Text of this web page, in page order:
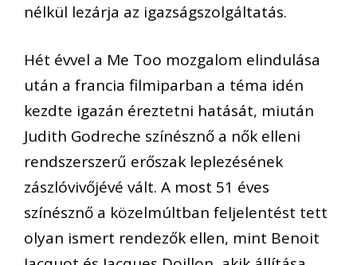
nélkül lezárja az igazságszolgáltatás.
Hét évvel a Me Too mozgalom elindulása
után a francia filmiparban a téma idén
kezdte igazán éreztetni hatását, miután
Judith Godreche színésznő a nők elleni
rendszerszerű erőszak leplezésének
zászlóvivőjévé vált. A most 51 éves
színésznő a közelmúltban feljelentést tett
olyan ismert rendezők ellen, mint Benoit